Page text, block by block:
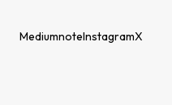
MediumnoteInstagramX